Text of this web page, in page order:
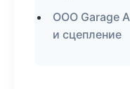
ООО Garage
и сцепление